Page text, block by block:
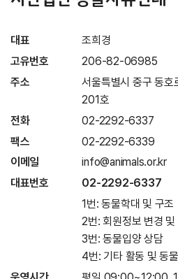
대표
조희경
고유번호
206-82-06985
주소
서울특별시 중구 동
201호
전화
02-2292-6337
팩스
02-2292-6339
이메일
info@animals.or.kr
대표번호
02-2292-6337
1번: 동물학대 및 구조
2번: 회원정보 변경 및
3번: 동물입양 상담
4번: 기타 활동 및 동